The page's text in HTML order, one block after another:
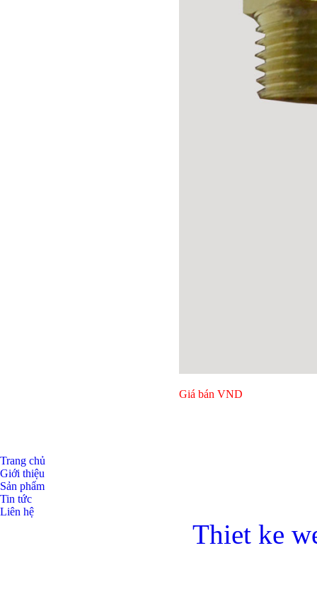
Giá bán VND
Trang chủ
Giới thiệu
Sản phẩm
Tin tức
Liên hệ
Thiet ke